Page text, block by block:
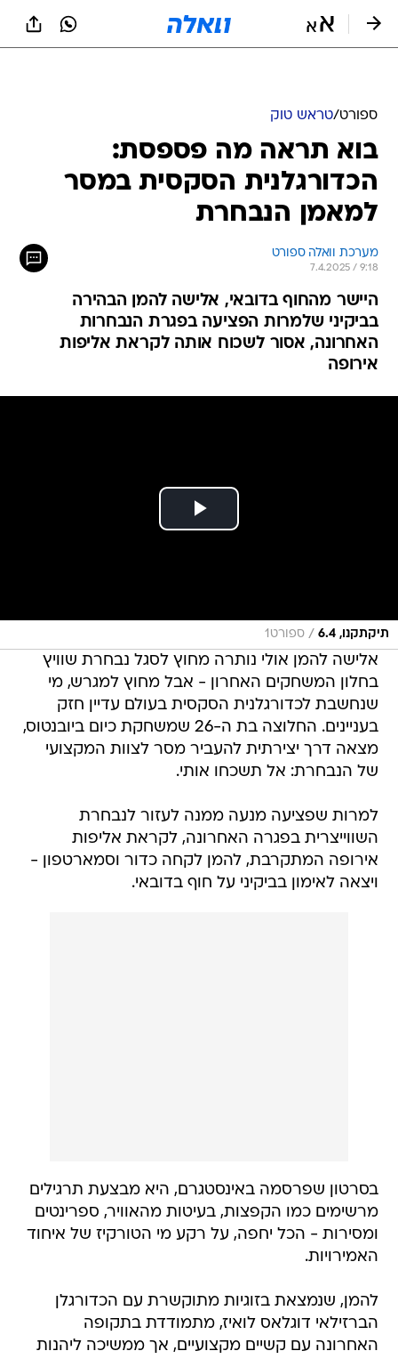
ספורט/טראש טוק
בוא תראה מה פספסת:
הכדורגלנית הסקסית במסר
למאמן הנבחרת
מערכת וואלה ספורט
7.4.2025 / 9:18
היישר מהחוף בדובאי, אלישה להמן הבהירה
בביקיני שלמרות הפציעה בפגרת הנבחרות
האחרונה, אסור לשכוח אותה לקראת אליפות
אירופה
תיקתקנו, 6.4 / ספורט1
אלישה להמן אולי נותרה מחוץ לסגל נבחרת שוויץ
בחלון המשחקים האחרון - אבל מחוץ למגרש, מי
שנחשבת לכדורגלנית הסקסית בעולם עדיין חזק
בעניינים. החלוצה בת ה-26 שמשחקת כיום ביובנטוס,
מצאה דרך יצירתית להעביר מסר לצוות המקצועי
של הנבחרת: אל תשכחו אותי.
למרות שפציעה מנעה ממנה לעזור לנבחרת
השווייצרית בפגרה האחרונה, לקראת אליפות
אירופה המתקרבת, להמן לקחה כדור וסמארטפון -
ויצאה לאימון בביקיני על חוף בדובאי.
בסרטון שפרסמה באינסטגרם, היא מבצעת תרגילים
מרשימים כמו הקפצות, בעיטות מהאוויר, ספרינטים
ומסירות - הכל יחפה, על רקע מי הטורקיז של איחוד
האמירויות.
להמן, שנמצאת בזוגיות מתוקשרת עם הכדורגלן
הברזילאי דוגלאס לואיז, מתמודדת בתקופה
האחרונה עם קשיים מקצועיים, אך ממשיכה ליהנות